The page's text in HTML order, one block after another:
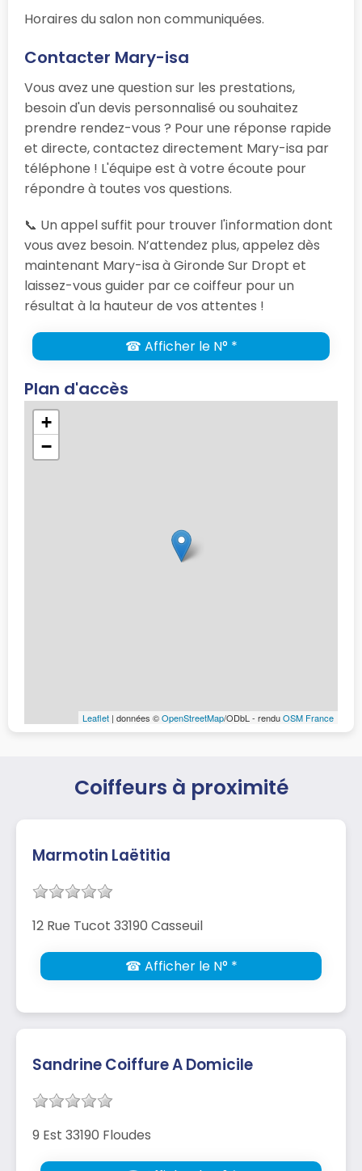
Horaires du salon non communiquées.
Contacter Mary-isa
Vous avez une question sur les prestations,
besoin d'un devis personnalisé ou souhaitez
prendre rendez-vous ? Pour une réponse rapide
et directe, contactez directement Mary-isa par
téléphone ! L'équipe est à votre écoute pour
répondre à toutes vos questions.
📞 Un appel suffit pour trouver l'information dont
vous avez besoin. N’attendez plus, appelez dès
maintenant Mary-isa à Gironde Sur Dropt et
laissez-vous guider par ce coiffeur pour un
résultat à la hauteur de vos attentes !
☎ Afficher le N° *
Plan d'accès
+
−
Leaflet | données ©OpenStreetMap/ODbL - renduOSM France
Coiffeurs à proximité
Marmotin Laëtitia
12 Rue Tucot 33190 Casseuil
☎ Afficher le N° *
Sandrine Coiffure A Domicile
9 Est 33190 Floudes